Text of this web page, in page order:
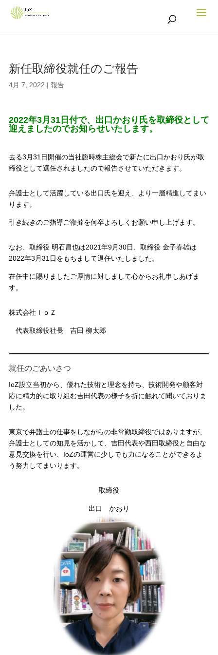
新任取締役就任のご報告
4月 7, 2022 | 報告
2022年3月31日付で、出口かおり氏を取締役として
迎えましたのでお知らせいたします。
去る3月31日開催の当社臨時株主総会で新たに出口かおり氏が取
締役として選任されましたので報告させていただきます。
弁護士として活躍している出口氏を迎え、より一層精進してまい
ります。
引き続きのご指導ご鞭撻を何卒よろしくお願い申し上げます。
なお、取締役 明石昌也は2021年9月30日、取締役 金子春雄は
2022年3月31日をもちまして退任いたしました。
在任中に賜りましたご厚情に対しまして心からお礼申しあげま
す。
株式会社ＩｏＺ
代表取締役社長 吉田 柳太郎
就任のごあいさつ
IoZ設立当初から、優れた技術と理念を持ち、技術開発や顧客対
応に精力的に取り組む吉田代表の様子を折に触れて聞いておりま
した。
東京で弁護士の仕事をしながらの非常勤取締役ではありますが、
弁護士としての知見を活かして、吉田代表や西田取締役と自由な
意見交換を行い、IoZの運営に少しでも力になることができるよ
う努力してまいります。
取締役
出口 かおり